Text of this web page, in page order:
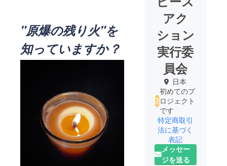
"原爆の残り火"を
知っていますか？
アク
ション
実行委
員会
日本
初めてのプ
ロジェクト
です
特定商取引
法に基づく
表記
メッセー
ジを送る